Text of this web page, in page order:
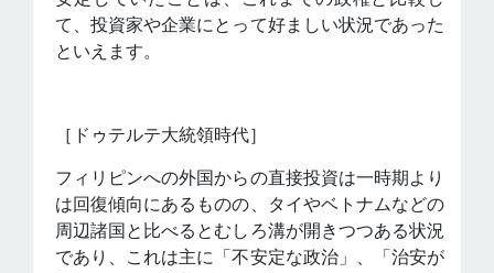
て、投資家や企業にとって好ましい状況であった
といえます。
［ドゥテルテ大統領時代］
フィリピンへの外国からの直接投資は一時期より
は回復傾向にあるものの、タイやベトナムなどの
周辺諸国と比べるとむしろ溝が開きつつある状況
であり、これは主に「不安定な政治」、「治安が